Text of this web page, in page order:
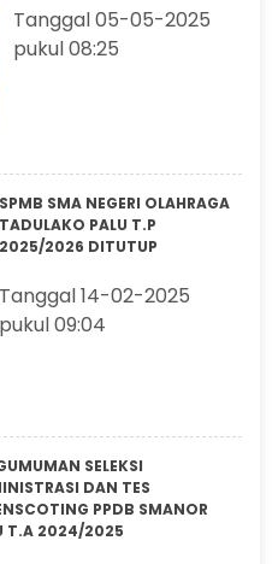
Tanggal 05-05-2025
pukul 08:25
SPMB SMA NEGERI OLAHRAGA
TADULAKO PALU T.P
2025/2026 DITUTUP
Tanggal 14-02-2025
pukul 09:04
SELEKSI
DAN TES
PPDB SMANOR
T.A 2024/2025